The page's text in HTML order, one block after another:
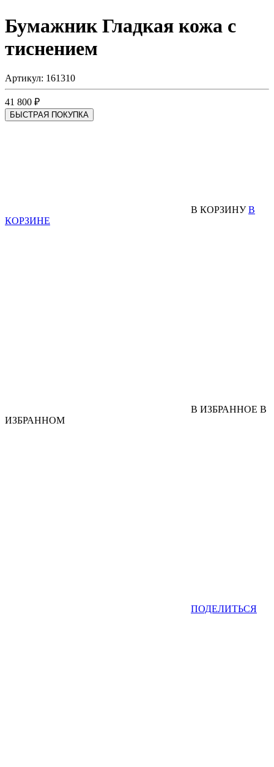
Бумажник Гладкая кожа с
тиснением
Артикул: 161310
41 800 ₽
БЫСТРАЯ ПОКУПКА
В КОРЗИНУ В
КОРЗИНЕ
В ИЗБРАННОЕ В
ИЗБРАННОМ
ПОДЕЛИТЬСЯ